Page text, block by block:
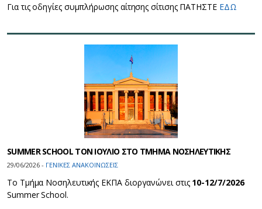
Για τις οδηγίες συμπλήρωσης αίτησης σίτισης ΠΑΤΗΣΤΕ ΕΔΩ
SUMMER SCHOOL ΤΟΝ ΙΟΥΛΙΟ ΣΤΟ ΤΜΗΜΑ ΝΟΣΗΛΕΥΤΙΚΗΣ
29/06/2026 - ΓΕΝΙΚΕΣ ΑΝΑΚΟΙΝΩΣΕΙΣ
To Tμήμα Νοσηλευτικής ΕΚΠΑ διοργανώνει στις 10-12/7/2026
Summer School.